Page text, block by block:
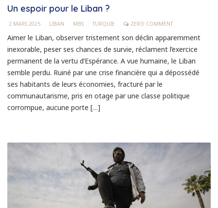
Un espoir pour le Liban ?
2 MARS 2025 LIBAN MBS TURQUIE ZERO COMMENT
Aimer le Liban, observer tristement son déclin apparemment
inexorable, peser ses chances de survie, réclament l’exercice
permanent de la vertu d’Espérance. A vue humaine, le Liban
semble perdu. Ruiné par une crise financière qui a dépossédé
ses habitants de leurs économies, fracturé par le
communautarisme, pris en otage par une classe politique
corrompue, aucune porte […]